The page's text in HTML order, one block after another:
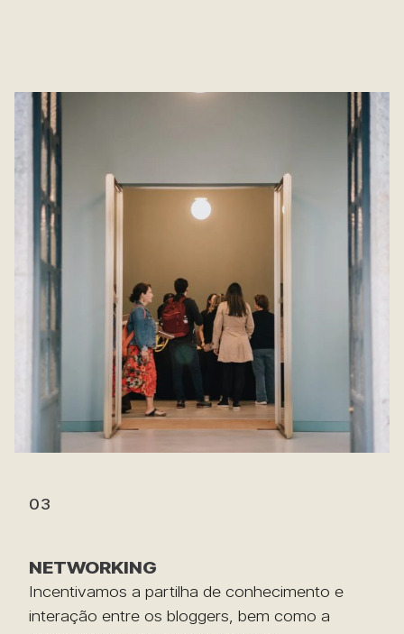
03
NETWORKING
Incentivamos a partilha de conhecimento e
interação entre os bloggers, bem como a